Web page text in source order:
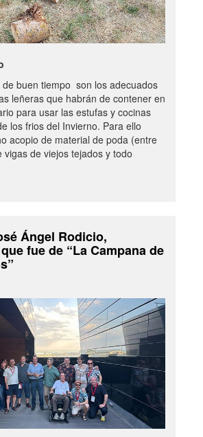
buen tiempo son los adecuados
leñeras que habrán de contener en
para usar las estufas y cocinas
los frios del Invierno. Para ello
acopio de material de poda (entre
vigas de viejos tejados y todo
Ángel Rodicio,
fue de “La Campana de